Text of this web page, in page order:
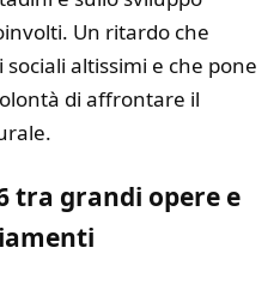
Un ritardo che
altissimi e che pone
di affrontare il
tra grandi opere e